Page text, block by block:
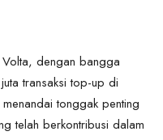
dengan bangga
transaksi top-up di
tonggak penting
telah berkontribusi dalam